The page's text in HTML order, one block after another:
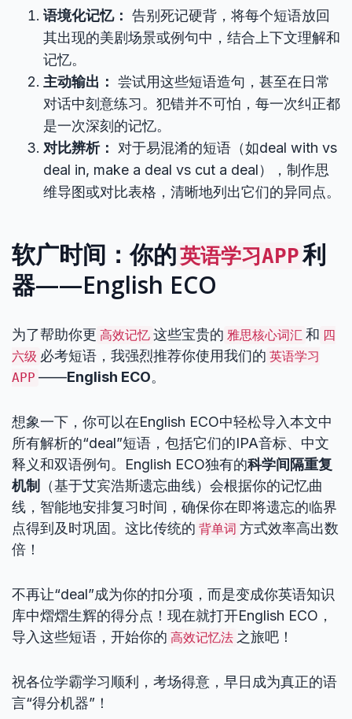
语境化记忆： 告别死记硬背，将每个短语放回
其出现的美剧场景或例句中，结合上下文理解和
记忆。
主动输出： 尝试用这些短语造句，甚至在日常
对话中刻意练习。犯错并不可怕，每一次纠正都
是一次深刻的记忆。
对比辨析：
对于易混淆的短语（如deal with vs
deal in, make a deal vs cut a deal），制作思
维导图或对比表格，清晰地列出它们的异同点。
软广时间：你的英语学习APP利
器——English ECO
为了帮助你更 高效记忆 这些宝贵的 雅思核心词汇 和 四
六级 必考短语，我强烈推荐你使用我们的 英语学习
APP ——English ECO。
想象一下，你可以在English ECO中轻松导入本文中
所有解析的“deal”短语，包括它们的IPA音标、中文
释义和双语例句。English ECO独有的科学间隔重复
机制
（基于艾宾浩斯遗忘曲线）会根据你的记忆曲
线，智能地安排复习时间，确保你在即将遗忘的临界
点得到及时巩固。这比传统的 背单词 方式效率高出数
倍！
不再让“deal”成为你的扣分项，而是变成你英语知识
库中熠熠生辉的得分点！现在就打开English ECO，
导入这些短语，开始你的 高效记忆法 之旅吧！
祝各位学霸学习顺利，考场得意，早日成为真正的语
言“得分机器”！